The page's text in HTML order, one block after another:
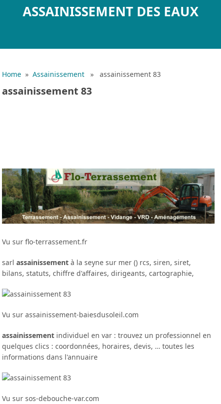
ASSAINISSEMENT DES EAUX
Home »Assainissement » assainissement 83
assainissement 83
Vu sur flo-terrassement.fr
sarlassainissement à la seyne sur mer () rcs, siren, siret,
bilans, statuts, chiffre d'affaires, dirigeants, cartographie,
Vu sur assainissement-baiesdusoleil.com
assainissement individuel en var : trouvez un professionnel en
quelques clics : coordonnées, horaires, devis, … toutes les
informations dans l'annuaire
Vu sur sos-debouche-var.com